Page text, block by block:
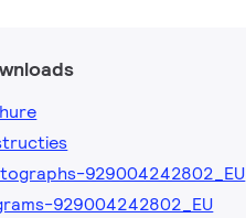
929004242802_EU
929004242802_EU